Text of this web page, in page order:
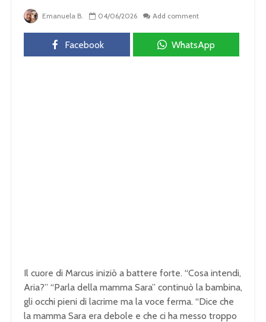
Emanuela B. 04/06/2026 Add comment
Facebook WhatsApp
Il cuore di Marcus iniziò a battere forte. “Cosa intendi,
Aria?” “Parla della mamma Sara” continuò la bambina,
gli occhi pieni di lacrime ma la voce ferma. “Dice che
la mamma Sara era debole e che ci ha messo troppo